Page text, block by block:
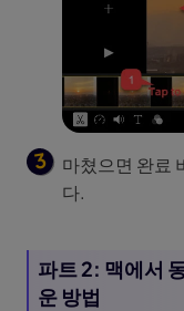
마쳤으면 완료
다.
파트 2: 맥에서
운 방법